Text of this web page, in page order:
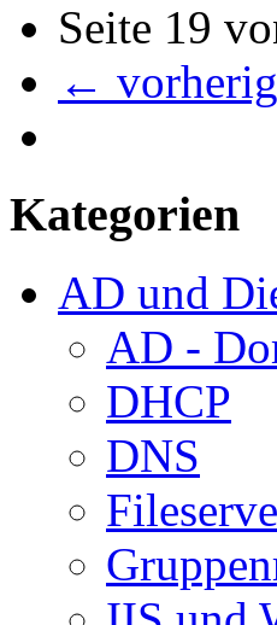
Seite 19
←
Kategorien
AD und
AD -
DHCP
DNS